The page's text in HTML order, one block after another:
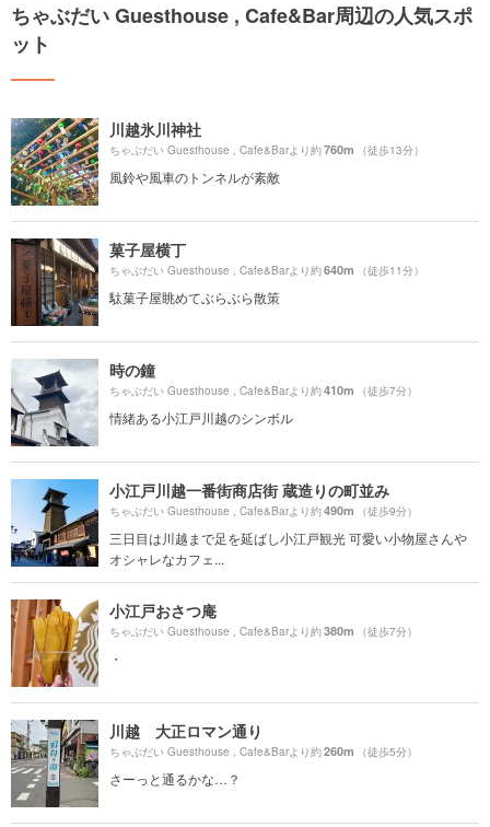
ちゃぶだい Guesthouse , Cafe&Bar周辺の人気スポ
ット
川越氷川神社
ちゃぶだい Guesthouse , Cafe&Barより約760m （徒歩13分）
風鈴や風車のトンネルが素敵
菓子屋横丁
ちゃぶだい Guesthouse , Cafe&Barより約640m （徒歩11分）
駄菓子屋眺めてぶらぶら散策
時の鐘
ちゃぶだい Guesthouse , Cafe&Barより約410m （徒歩7分）
情緒ある小江戸川越のシンボル
小江戸川越一番街商店街 蔵造りの町並み
ちゃぶだい Guesthouse , Cafe&Barより約490m （徒歩9分）
三日目は川越まで足を延ばし小江戸観光 可愛い小物屋さんや
オシャレなカフェ...
小江戸おさつ庵
ちゃぶだい Guesthouse , Cafe&Barより約380m （徒歩7分）
・
川越 大正ロマン通り
ちゃぶだい Guesthouse , Cafe&Barより約260m （徒歩5分）
さーっと通るかな…？